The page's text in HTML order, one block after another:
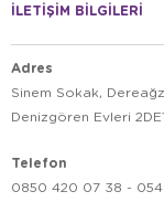
İLETİŞİM BİLGİLERİ
Adres
Sinem Sokak,
Denizgören Evleri
Telefon
0850 420 07 38 -